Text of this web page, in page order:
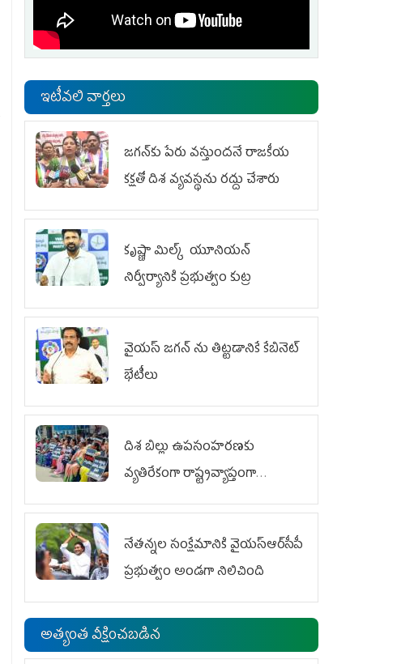
ఇటీవలి వార్తలు
జగన్‌కు పేరు వస్తుందనే రాజకీయ
కక్షతో దిశ వ్య‌వ‌స్థ‌ను రద్దు చేశారు
కృష్ణా మిల్క్‌ యూనియన్‌
నిర్వీర్యానికి ప్రభుత్వం కుట్ర
వైయ‌స్ జగన్‌ ను తిట్టడానికే కేబినెట్‌
భేటీలు
దిశ బిల్లు ఉపసంహరణకు
వ్యతిరేకంగా రాష్ట్రవ్యాప్తంగా
వైయ‌స్ఆర్‌సీపీ మహిళా విభాగం
నేతన్నల సంక్షేమానికి వైయ‌స్ఆర్‌సీపీ
ప్రభుత్వం అండగా నిలిచింది
అత్యంత వీక్షించబడిన